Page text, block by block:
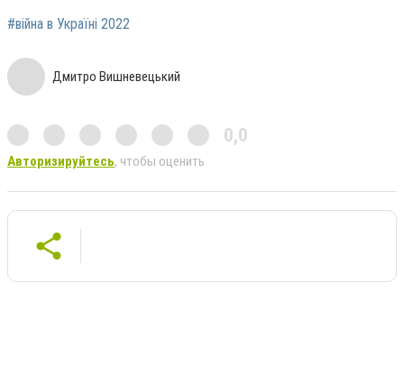
#війна в Україні 2022
Дмитро Вишневецький
0,0
Авторизируйтесь, чтобы оценить